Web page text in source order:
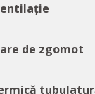
de zgomot